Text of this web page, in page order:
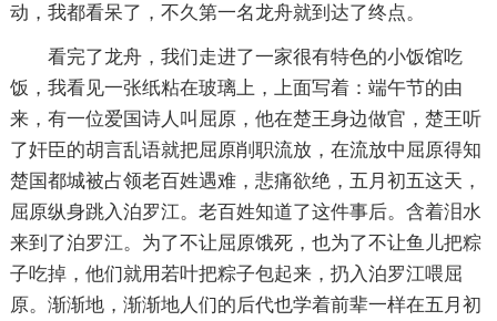
动，我都看呆了，不久第一名龙舟就到达了终点。
看完了龙舟，我们走进了一家很有特色的小饭馆吃
饭，我看见一张纸粘在玻璃上，上面写着：端午节的由
来，有一位爱国诗人叫屈原，他在楚王身边做官，楚王听
了奸臣的胡言乱语就把屈原削职流放，在流放中屈原得知
楚国都城被占领老百姓遇难，悲痛欲绝，五月初五这天，
屈原纵身跳入泊罗江。老百姓知道了这件事后。含着泪水
来到了泊罗江。为了不让屈原饿死，也为了不让鱼儿把粽
子吃掉，他们就用若叶把粽子包起来，扔入泊罗江喂屈
原。渐渐地，渐渐地人们的后代也学着前辈一样在五月初